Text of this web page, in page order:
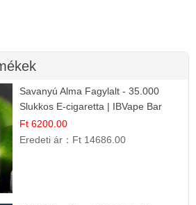
Savanyú Alma Fagylalt - 35.000
Slukkos E-cigaretta | IBVape Bar
Ft 6200.00
Eredeti ár： Ft 14686.00